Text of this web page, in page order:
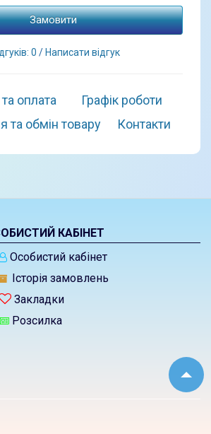
Замовити
0 / Написати відгук
оплата
Графік роботи
та обмін товару
Контакти
КАБІНЕТ
Особистий кабінет
Історія замовлень
Закладки
Розсилка